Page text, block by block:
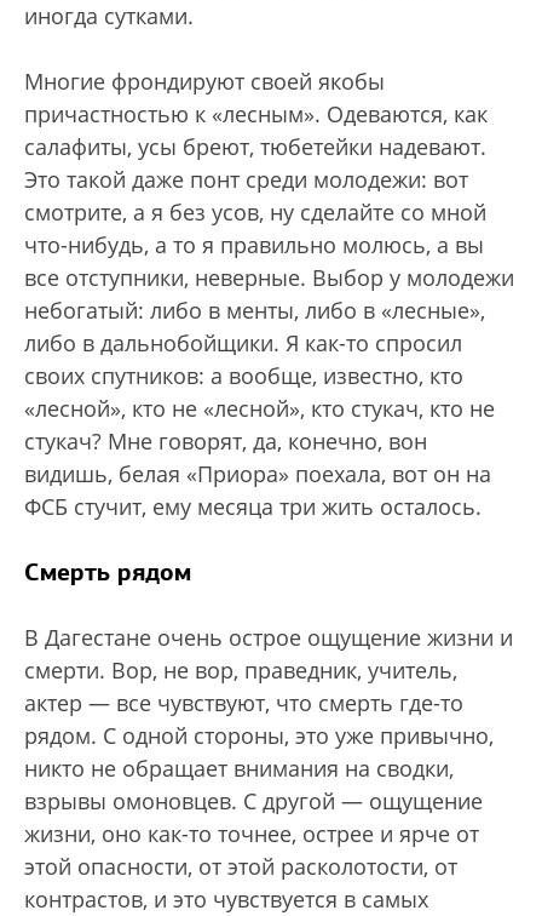
иногда сутками.
Многие фрондируют своей якобы
причастностью к «лесным». Одеваются, как
салафиты, усы бреют, тюбетейки надевают.
Это такой даже понт среди молодежи: вот
смотрите, а я без усов, ну сделайте со мной
что-нибудь, а то я правильно молюсь, а вы
все отступники, неверные. Выбор у молодежи
небогатый: либо в менты, либо в «лесные»,
либо в дальнобойщики. Я как-то спросил
своих спутников: а вообще, известно, кто
«лесной», кто не «лесной», кто стукач, кто не
стукач? Мне говорят, да, конечно, вон
видишь, белая «Приора» поехала, вот он на
ФСБ стучит, ему месяца три жить осталось.
Смерть рядом
В Дагестане очень острое ощущение жизни и
смерти. Вор, не вор, праведник, учитель,
актер — все чувствуют, что смерть где-то
рядом. С одной стороны, это уже привычно,
никто не обращает внимания на сводки,
взрывы омоновцев. С другой — ощущение
жизни, оно как-то точнее, острее и ярче от
этой опасности, от этой расколотости, от
контрастов, и это чувствуется в самых